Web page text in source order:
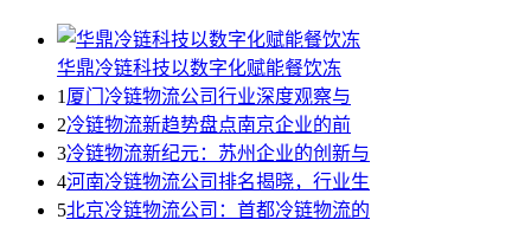
华鼎冷链科技以数字化赋能餐饮冻
1 厦门冷链物流公司行业深度观察与
2冷链物流新趋势盘点南京企业的前
3冷链物流新纪元：苏州企业的创新与
4河南冷链物流公司排名揭晓，行业生
5北京冷链物流公司：首都冷链物流的